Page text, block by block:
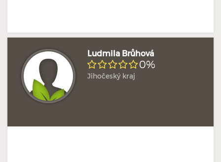
Ludmila Brůhová
0%
Jihočeský kraj